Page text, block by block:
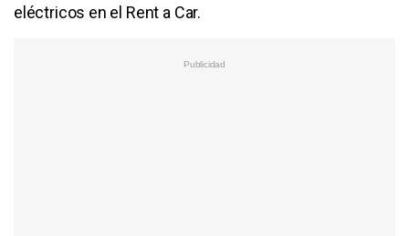
eléctricos en el Rent a Car.